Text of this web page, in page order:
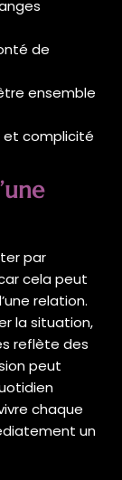
de
ensemble
et complicité
par
cela peut
relation.
la situation,
reflète des
peut
chaque
un